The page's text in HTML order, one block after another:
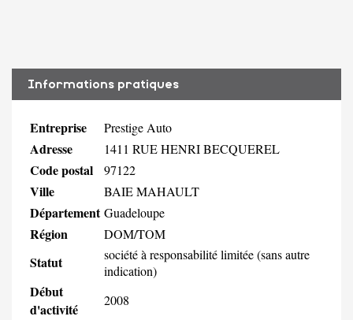
Informations pratiques
Entreprise Prestige Auto
Adresse 1411 RUE HENRI BECQUEREL
Code postal 97122
Ville BAIE MAHAULT
Département Guadeloupe
Région DOM/TOM
Statut
société à responsabilité limitée (sans autre
indication)
Début
d'activité
2008